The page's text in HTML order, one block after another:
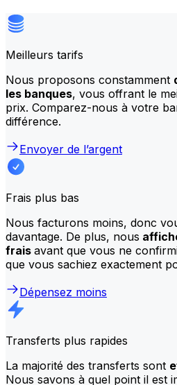
Meilleurs tarifs
Nous proposons constamment
les banques, vous offrant le
prix. Comparez-nous à votre
différence.
Envoyer de l’argent
Frais plus bas
Nous facturons moins, donc
davantage. De plus, nous
frais avant que vous ne
que vous sachiez exactement
Dépensez moins
Transferts plus rapides
La majorité des transferts sont
Nous savons à quel point il est